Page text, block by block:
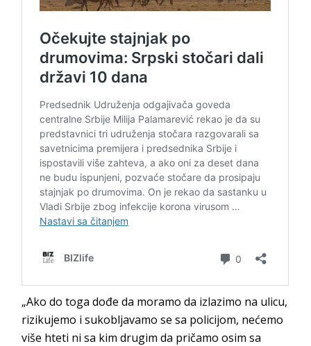
„Ako do toga dođe da moramo da izlazimo na ulicu,
rizikujemo i sukobljavamo se sa policijom, nećemo
više hteti ni sa kim drugim da pričamo osim sa